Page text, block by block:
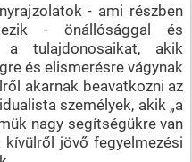
- ami részben
- önállósággal és
a tulajdonosaikat, akik
és elismerésre vágynak
akarnak beavatkozni az
személyek, akik „a
nagy segítségükre van
kívülről jövő fegyelmezési